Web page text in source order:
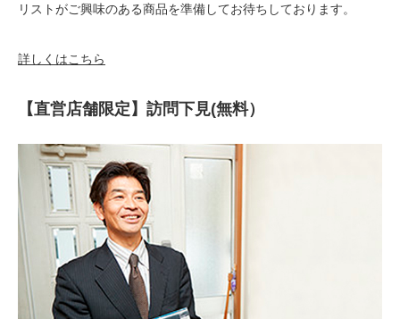
リストがご興味のある商品を準備してお待ちしております。
詳しくはこちら
【直営店舗限定】訪問下見(無料）